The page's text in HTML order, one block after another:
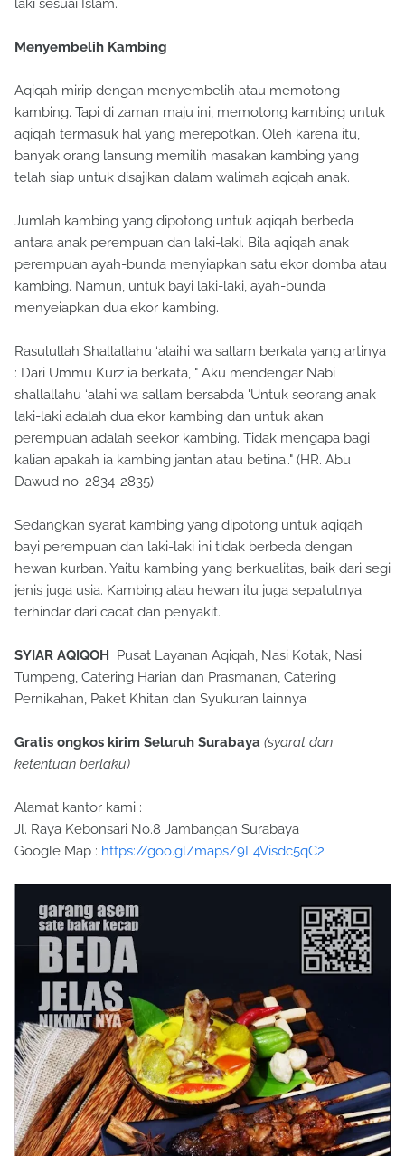
laki sesuai Islam.
Menyembelih Kambing
Aqiqah mirip dengan menyembelih atau memotong
kambing. Tapi di zaman maju ini, memotong kambing untuk
aqiqah termasuk hal yang merepotkan. Oleh karena itu,
banyak orang lansung memilih masakan kambing yang
telah siap untuk disajikan dalam walimah aqiqah anak.
Jumlah kambing yang dipotong untuk aqiqah berbeda
antara anak perempuan dan laki-laki. Bila aqiqah anak
perempuan ayah-bunda menyiapkan satu ekor domba atau
kambing. Namun, untuk bayi laki-laki, ayah-bunda
menyeiapkan dua ekor kambing.
Rasulullah Shallallahu ‘alaihi wa sallam berkata yang artinya
: Dari Ummu Kurz ia berkata, " Aku mendengar Nabi
shallallahu ‘alahi wa sallam bersabda 'Untuk seorang anak
laki-laki adalah dua ekor kambing dan untuk akan
perempuan adalah seekor kambing. Tidak mengapa bagi
kalian apakah ia kambing jantan atau betina'." (HR. Abu
Dawud no. 2834-2835).
Sedangkan syarat kambing yang dipotong untuk aqiqah
bayi perempuan dan laki-laki ini tidak berbeda dengan
hewan kurban. Yaitu kambing yang berkualitas, baik dari segi
jenis juga usia. Kambing atau hewan itu juga sepatutnya
terhindar dari cacat dan penyakit.
SYIAR AQIQOH
Pusat Layanan Aqiqah, Nasi Kotak, Nasi
Tumpeng, Catering Harian dan Prasmanan, Catering
Pernikahan, Paket Khitan dan Syukuran lainnya
Gratis ongkos kirim Seluruh Surabaya (syarat dan
ketentuan berlaku)
Alamat kantor kami :
Jl. Raya Kebonsari No.8 Jambangan Surabaya
Google Map : https://goo.gl/maps/9L4Visdc5qC2